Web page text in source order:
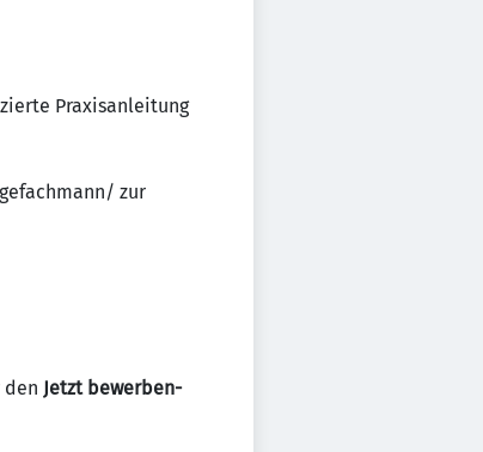
Praxisanleitung
zur
den Jetzt bewerben-